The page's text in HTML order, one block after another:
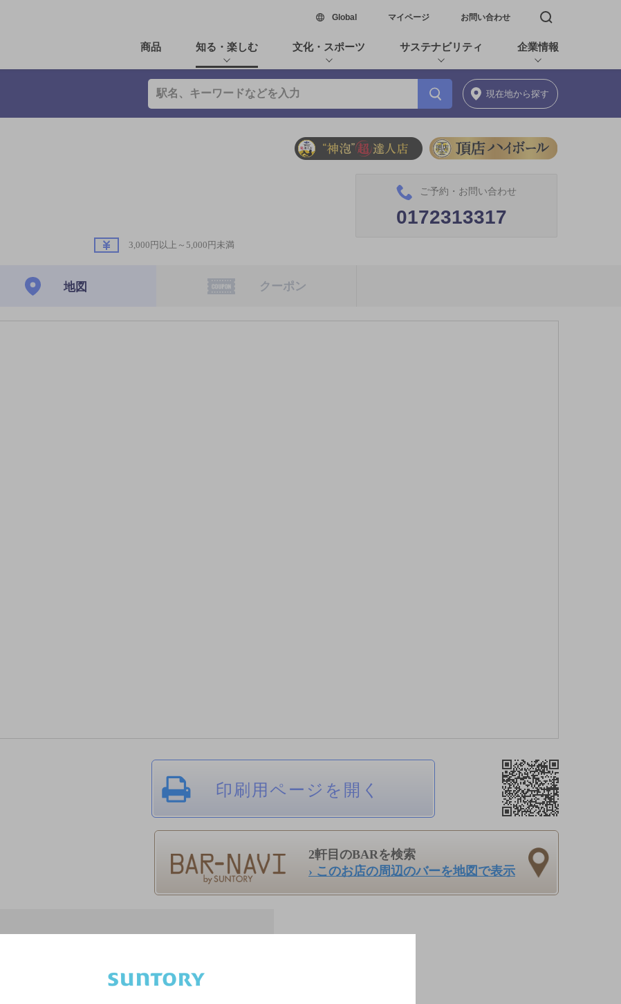
Global新しいウィンドウで開く
マイページ お問い合わせ 検索窓を開く
商品 知る・楽しむ 文化・スポーツ サステナビリティ 企業情報
現在地から探す
3,000円以上～5,000円未満
ご予約・お問い合わせ
0172313317
地図 クーポン
印刷用ページを開く
2軒目のBARを検索
› このお店の周辺のバーを地図で表示